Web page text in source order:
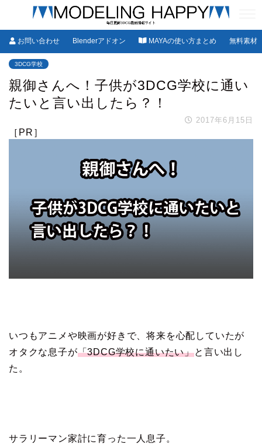
お問い合わせ Blenderアドオン MAYAの使い方まとめ 無料素材
3DCG学校
親御さんへ！子供が3DCG学校に通い
たいと言い出したら？！
2017年6月15日
［PR］
いつもアニメや映画が好きで、将来を心配していたが
オタクな息子が「3DCG学校に通いたい」と言い出し
た。
サラリーマン家計に育った一人息子。